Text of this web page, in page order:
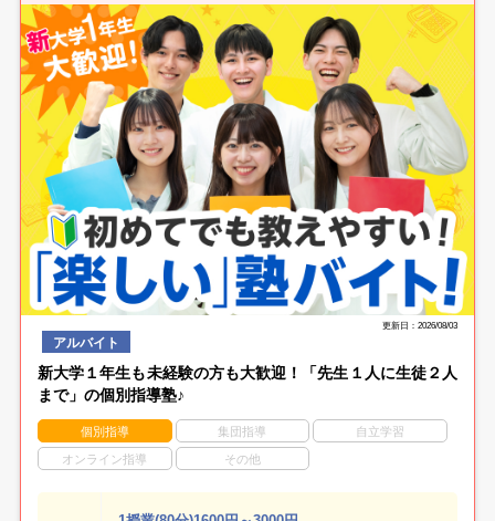
更新日：2026/08/03
アルバイト
新大学１年生も未経験の方も大歓迎！「先生１人に生徒２人
まで」の個別指導塾♪
個別指導 集団指導 自立学習
オンライン指導 その他